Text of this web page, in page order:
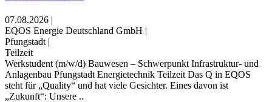
07.08.2026 |
EQOS Energie Deutschland GmbH |
Pfungstadt |
Teilzeit
Werkstudent (m/w/d) Bauwesen – Schwerpunkt Infrastruktur- und
Anlagenbau Pfungstadt Energietechnik Teilzeit Das Q in EQOS
steht für „Quality“ und hat viele Gesichter. Eines davon ist
„Zukunft“: Unsere ..